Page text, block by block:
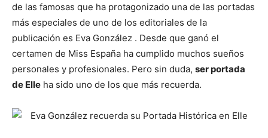
Mundo
de las famosas que ha protagonizado una de las portadas
más especiales de uno de los editoriales de la
publicación es Eva González . Desde que ganó el
certamen de Miss España ha cumplido muchos sueños
personales y profesionales. Pero sin duda, ser portada
de Elle ha sido uno de los que más recuerda.